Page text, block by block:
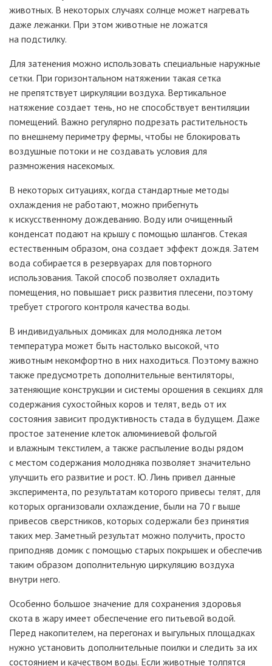
животных. В некоторых случаях солнце может нагревать
даже лежанки. При этом животные не ложатся
на подстилку.
Для затенения можно использовать специальные наружные
сетки. При горизонтальном натяжении такая сетка
не препятствует циркуляции воздуха. Вертикальное
натяжение создает тень, но не способствует вентиляции
помещений. Важно регулярно подрезать растительность
по внешнему периметру фермы, чтобы не блокировать
воздушные потоки и не создавать условия для
размножения насекомых.
В некоторых ситуациях, когда стандартные методы
охлаждения не работают, можно прибегнуть
к искусственному дождеванию. Воду или очищенный
конденсат подают на крышу с помощью шлангов. Стекая
естественным образом, она создает эффект дождя. Затем
вода собирается в резервуарах для повторного
использования. Такой способ позволяет охладить
помещения, но повышает риск развития плесени, поэтому
требует строгого контроля качества воды.
В индивидуальных домиках для молодняка летом
температура может быть настолько высокой, что
животным некомфортно в них находиться. Поэтому важно
также предусмотреть дополнительные вентиляторы,
затеняющие конструкции и системы орошения в секциях для
содержания сухостойных коров и телят, ведь от их
состояния зависит продуктивность стада в будущем. Даже
простое затенение клеток алюминиевой фольгой
и влажным текстилем, а также распыление воды рядом
с местом содержания молодняка позволяет значительно
улучшить его развитие и рост. Ю. Линь привел данные
эксперимента, по результатам которого привесы телят, для
которых организовали охлаждение, были на 70 г выше
привесов сверстников, которых содержали без принятия
таких мер. Заметный результат можно получить, просто
приподняв домик с помощью старых покрышек и обеспечив
таким образом дополнительную циркуляцию воздуха
внутри него.
Особенно большое значение для сохранения здоровья
скота в жару имеет обеспечение его питьевой водой.
Перед накопителем, на перегонах и выгульных площадках
нужно установить дополнительные поилки и следить за их
состоянием и качеством воды. Если животные толпятся